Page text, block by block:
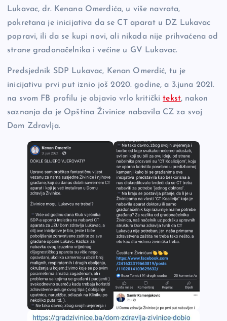
Lukavac, dr. Kenana Omerdića, u više navrata,
pokretana je inicijativa da se CT aparat u DZ Lukavac
popravi, ili da se kupi novi, ali nikada nije prihvaćena od
strane gradonačelnika i većine u GV Lukavac.
Predsjednik SDP Lukavac, Kenan Omerdić, tu je
inicijativu prvi put iznio još 2020. godine, a 3.juna 2021.
na svom FB profilu je objavio vrlo kritičkitekst, nakon
saznanja da je Opština Živinice nabavila CZ za svoj
Dom Zdravlja.